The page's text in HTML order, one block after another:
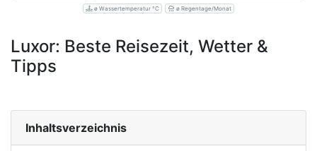
ø Wassertemperatur °C ø Regentage/Monat
Luxor: Beste Reisezeit, Wetter &
Tipps
Inhaltsverzeichnis